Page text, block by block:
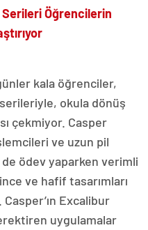
Öğrencilerin
kala öğrenciler,
okula dönüş
çekmiyor. Casper
ve uzun pil
ödev yaparken verimli
ve hafif tasarımları
Excalibur
uygulamalar